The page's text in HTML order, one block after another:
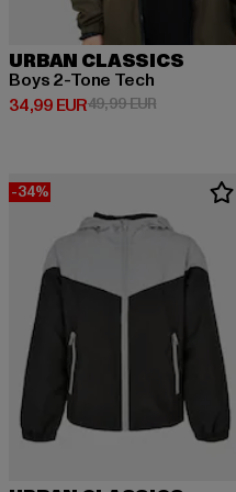
URBAN CLASSICS
Boys 2-Tone Tech
34,99 EUR
Derzeitiger Preis: 34,99 EUR
49,99 EUR
-34%